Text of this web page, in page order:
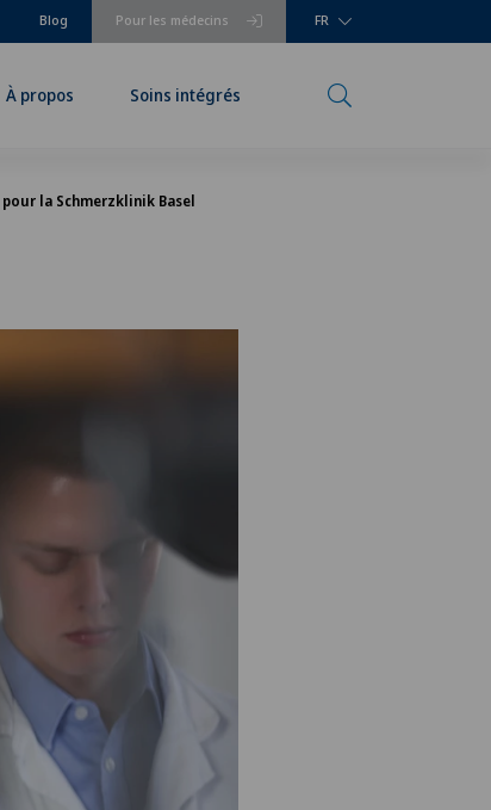
Pour les médecins
Blog FR
À propos Soins intégrés
la Schmerzklinik Basel